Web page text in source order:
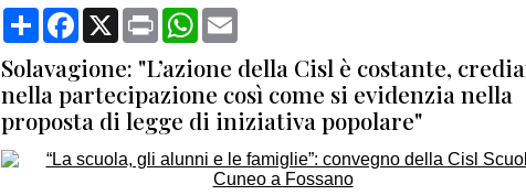
CondividiFacebook
X Print WhatsApp
Solavagione: "L’azione della Cisl è costante,
nella partecipazione così come si evidenzia nella
proposta di legge di iniziativa popolare"